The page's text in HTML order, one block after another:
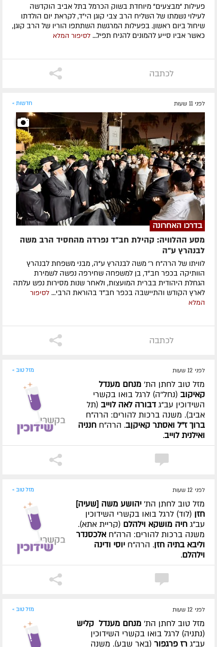
פעילות "מבצעים" מיוחדת בשוק הכרמל בתל אביב הוקדשה
לעילוי נשמתו של השליח הרב צבי קוגן הי"ד, לקראת יום הולדתו
שיחול ביום ראשון. בפעילות המרגשת השתתפו הוריו של הרב קוגן,
כאשר אביו סייע להמונים להניח תפיל... לסיפור המלא
לכתבה
לפני 11 שעות חדשות »
בדרכו האחרונה
מסע ההלוויה: קהילת חב"ד נפרדה מהחסיד הרב משה
לבנהרץ ע"ה
לוויתו של הרה"ח ר' משה לבנהרץ ע"ה, מבני משפחת לבנהרץ
הוותיקה בכפר חב"ד, בן למשפחה שחירפה נפשה לשמירת
הגחלת היהודית בברית המועצות, ולאחר שנות מסירות נפש עלתה
לארץ הקודש והתיישבה בכפר חב"ד בהוראת הרבי... לסיפור
המלא
לכתבה
לפני 12 שעות מזל טוב »
מזל טוב לחתן הת' מנחם מענדל
קאיקוב (נחל''ה) לרגל בואו בקשרי
השידוכין עב"ג דבורה לאה לוייב (תל
אביב). משנה ברכות להורים: הרה"ח
ברוך ז''ל ואסתר קאיקןב. הרה"ח חנניה
ואילנית לוייב.
לפני 12 שעות מזל טוב »
מזל טוב לחתן הת' יהושע משה [שעיה]
חזן (לוד) לרגל בואו בקשרי השידוכין
עב"ג חיה מושקא וילהלם (קריית אתא).
משנה ברכות להורים: הרה"חאלכסנדר
וליבא בתיה חזן. הרה"ח יוסי ודינה
וילהלם.
לפני 12 שעות מזל טוב »
מזל טוב לחתן הת' מנחם מענדל קליש
(נתניה) לרגל בואו בקשרי השידוכין
עב"ג רז פרגפור (באר שבע). משנה